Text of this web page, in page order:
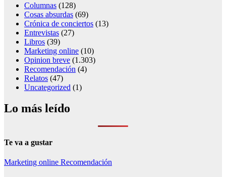
Columnas (128)
Cosas absurdas (69)
Crónica de conciertos (13)
Entrevistas (27)
Libros (39)
Marketing online (10)
Opinion breve (1.303)
Recomendación (4)
Relatos (47)
Uncategorized (1)
Lo más leído
Te va a gustar
Marketing online Recomendación